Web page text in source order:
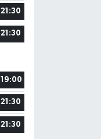
21:30
21:30
19:00
21:30
21:30